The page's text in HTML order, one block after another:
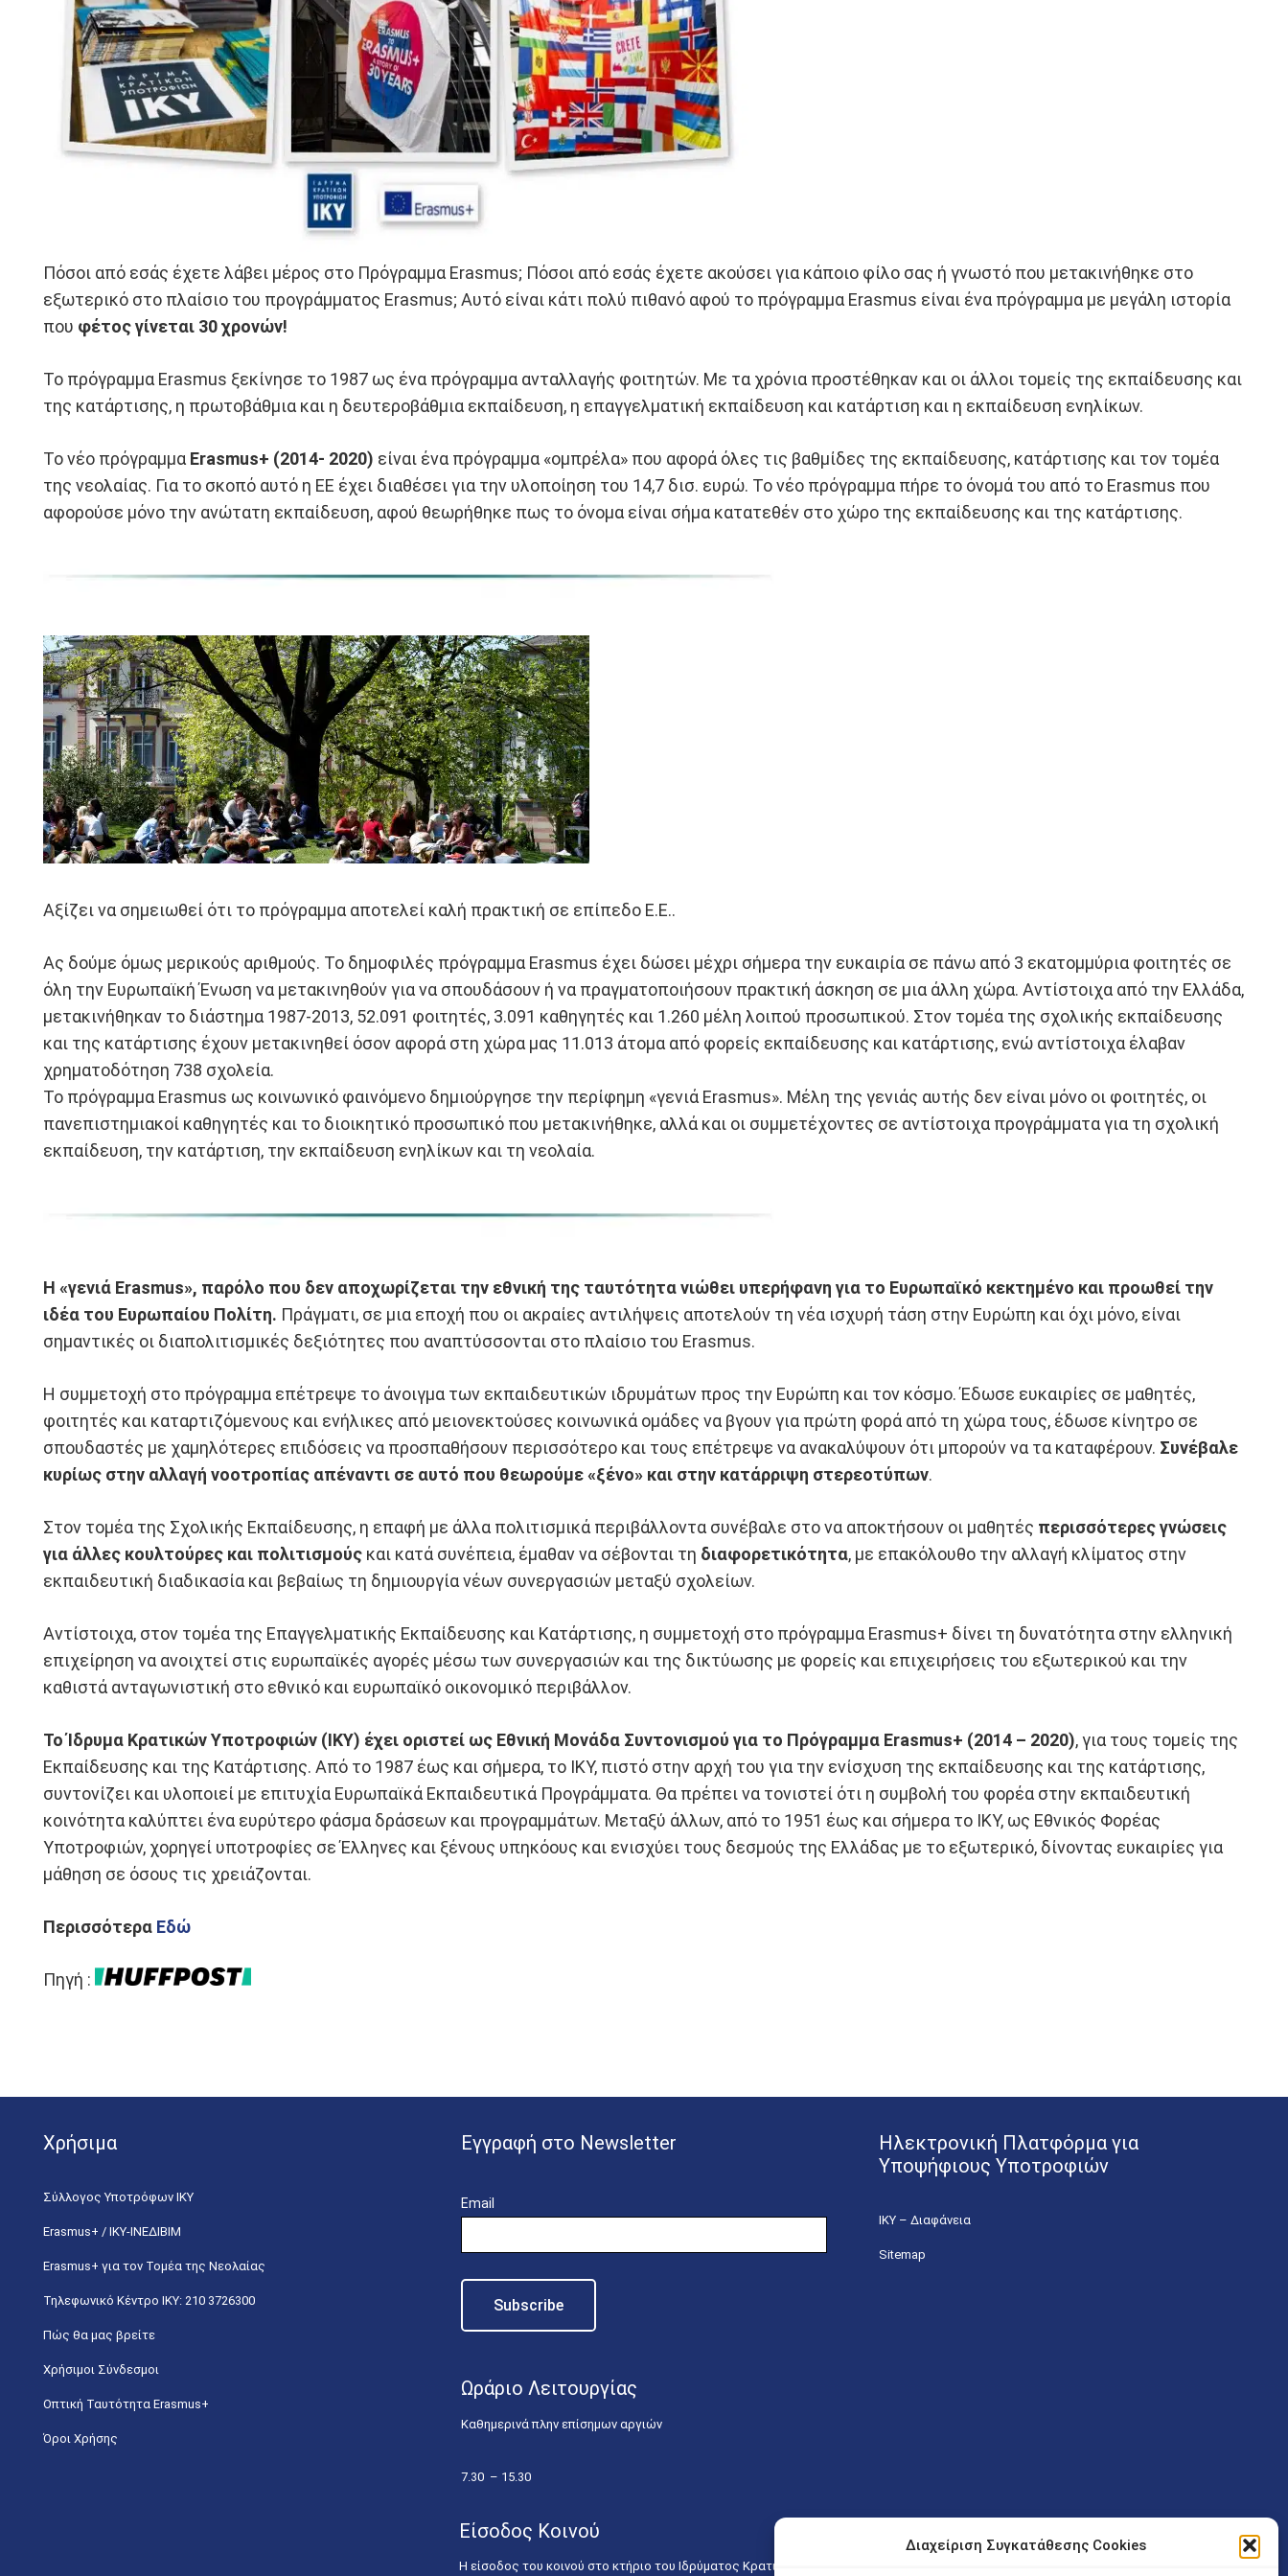
Διαχείριση Συγκατάθεσης Cookies
Πόσοι από εσάς έχετε λάβει μέρος στο Πρόγραμμα Erasmus; Πόσοι από εσάς έχετε ακούσει για κάποιο φίλο σας ή γνωστό που μετακινήθηκε στο
εξωτερικό στο πλαίσιο του προγράμματος Erasmus; Αυτό είναι κάτι πολύ πιθανό αφού το πρόγραμμα Erasmus είναι ένα πρόγραμμα με μεγάλη ιστορία
που φέτος γίνεται 30 χρονών!
Το πρόγραμμα Erasmus ξεκίνησε το 1987 ως ένα πρόγραμμα ανταλλαγής φοιτητών. Με τα χρόνια προστέθηκαν και οι άλλοι τομείς της εκπαίδευσης και
της κατάρτισης, η πρωτοβάθμια και η δευτεροβάθμια εκπαίδευση, η επαγγελματική εκπαίδευση και κατάρτιση και η εκπαίδευση ενηλίκων.
Το νέο πρόγραμμα Erasmus+ (2014- 2020) είναι ένα πρόγραμμα «ομπρέλα» που αφορά όλες τις βαθμίδες της εκπαίδευσης, κατάρτισης και τον τομέα
της νεολαίας. Για το σκοπό αυτό η ΕΕ έχει διαθέσει για την υλοποίηση του 14,7 δισ. ευρώ. Το νέο πρόγραμμα πήρε το όνομά του από το Erasmus που
αφορούσε μόνο την ανώτατη εκπαίδευση, αφού θεωρήθηκε πως το όνομα είναι σήμα κατατεθέν στο χώρο της εκπαίδευσης και της κατάρτισης.
Αξίζει να σημειωθεί ότι το πρόγραμμα αποτελεί καλή πρακτική σε επίπεδο Ε.Ε..
Ας δούμε όμως μερικούς αριθμούς. Το δημοφιλές πρόγραμμα Erasmus έχει δώσει μέχρι σήμερα την ευκαιρία σε πάνω από 3 εκατομμύρια φοιτητές σε
όλη την Ευρωπαϊκή Ένωση να μετακινηθούν για να σπουδάσουν ή να πραγματοποιήσουν πρακτική άσκηση σε μια άλλη χώρα. Αντίστοιχα από την Ελλάδα,
μετακινήθηκαν το διάστημα 1987-2013, 52.091 φοιτητές, 3.091 καθηγητές και 1.260 μέλη λοιπού προσωπικού. Στον τομέα της σχολικής εκπαίδευσης
και της κατάρτισης έχουν μετακινηθεί όσον αφορά στη χώρα μας 11.013 άτομα από φορείς εκπαίδευσης και κατάρτισης, ενώ αντίστοιχα έλαβαν
χρηματοδότηση 738 σχολεία.
Το πρόγραμμα Erasmus ως κοινωνικό φαινόμενο δημιούργησε την περίφημη «γενιά Erasmus». Μέλη της γενιάς αυτής δεν είναι μόνο οι φοιτητές, οι
πανεπιστημιακοί καθηγητές και το διοικητικό προσωπικό που μετακινήθηκε, αλλά και οι συμμετέχοντες σε αντίστοιχα προγράμματα για τη σχολική
εκπαίδευση, την κατάρτιση, την εκπαίδευση ενηλίκων και τη νεολαία.
Η «γενιά Erasmus», παρόλο που δεν αποχωρίζεται την εθνική της ταυτότητα νιώθει υπερήφανη για το Ευρωπαϊκό κεκτημένο και προωθεί την
ιδέα του Ευρωπαίου Πολίτη. Πράγματι, σε μια εποχή που οι ακραίες αντιλήψεις αποτελούν τη νέα ισχυρή τάση στην Ευρώπη και όχι μόνο, είναι
σημαντικές οι διαπολιτισμικές δεξιότητες που αναπτύσσονται στο πλαίσιο του Erasmus.
H συμμετοχή στο πρόγραμμα επέτρεψε το άνοιγμα των εκπαιδευτικών ιδρυμάτων προς την Ευρώπη και τον κόσμο. Έδωσε ευκαιρίες σε μαθητές,
φοιτητές και καταρτιζόμενους και ενήλικες από μειονεκτούσες κοινωνικά ομάδες να βγουν για πρώτη φορά από τη χώρα τους, έδωσε κίνητρο σε
σπουδαστές με χαμηλότερες επιδόσεις να προσπαθήσουν περισσότερο και τους επέτρεψε να ανακαλύψουν ότι μπορούν να τα καταφέρουν. Συνέβαλε
κυρίως στην αλλαγή νοοτροπίας απέναντι σε αυτό που θεωρούμε «ξένο» και στην κατάρριψη στερεοτύπων.
Στον τομέα της Σχολικής Εκπαίδευσης, η επαφή με άλλα πολιτισμικά περιβάλλοντα συνέβαλε στο να αποκτήσουν οι μαθητές περισσότερες γνώσεις
για άλλες κουλτούρες και πολιτισμούς και κατά συνέπεια, έμαθαν να σέβονται τη διαφορετικότητα, με επακόλουθο την αλλαγή κλίματος στην
εκπαιδευτική διαδικασία και βεβαίως τη δημιουργία νέων συνεργασιών μεταξύ σχολείων.
Αντίστοιχα, στον τομέα της Επαγγελματικής Εκπαίδευσης και Κατάρτισης, η συμμετοχή στο πρόγραμμα Erasmus+ δίνει τη δυνατότητα στην ελληνική
επιχείρηση να ανοιχτεί στις ευρωπαϊκές αγορές μέσω των συνεργασιών και της δικτύωσης με φορείς και επιχειρήσεις του εξωτερικού και την
καθιστά ανταγωνιστική στο εθνικό και ευρωπαϊκό οικονομικό περιβάλλον.
Το Ίδρυμα Κρατικών Υποτροφιών (ΙΚΥ) έχει οριστεί ως Εθνική Μονάδα Συντονισμού για το Πρόγραμμα Erasmus+ (2014 – 2020), για τους τομείς της
Εκπαίδευσης και της Κατάρτισης. Από το 1987 έως και σήμερα, το ΙΚΥ, πιστό στην αρχή του για την ενίσχυση της εκπαίδευσης και της κατάρτισης,
συντονίζει και υλοποιεί με επιτυχία Ευρωπαϊκά Εκπαιδευτικά Προγράμματα. Θα πρέπει να τονιστεί ότι η συμβολή του φορέα στην εκπαιδευτική
κοινότητα καλύπτει ένα ευρύτερο φάσμα δράσεων και προγραμμάτων. Μεταξύ άλλων, από το 1951 έως και σήμερα το ΙΚΥ, ως Εθνικός Φορέας
Υποτροφιών, χορηγεί υποτροφίες σε Έλληνες και ξένους υπηκόους και ενισχύει τους δεσμούς της Ελλάδας με το εξωτερικό, δίνοντας ευκαιρίες για
μάθηση σε όσους τις χρειάζονται.
Περισσότερα Εδώ
Πηγή :
Χρήσιμα
Σύλλογος Υποτρόφων ΙΚΥ
Erasmus+ / ΙΚΥ-ΙΝΕΔΙΒΙΜ
Erasmus+ για τον Τομέα της Νεολαίας
Τηλεφωνικό Κέντρο IKY: 210 3726300
Πώς θα μας βρείτε
Χρήσιμοι Σύνδεσμοι
Οπτική Ταυτότητα Erasmus+
Όροι Χρήσης
Εγγραφή στο Newsletter
Email
Ωράριο Λειτουργίας
Καθημερινά πλην επίσημων αργιών
7.30 – 15.30
Ηλεκτρονική Πλατφόρμα για
Υποψήφιους Υποτροφιών
ΙΚΥ – Διαφάνεια
Sitemap
Είσοδος Κοινού
Η είσοδος του κοινού στο κτήριο του Ιδρύματος Κρατικών Υποτροφιών (Λ. Εθνικής Αντιστάσεως 41 T.K.14234 Νέα Ιωνία), επιτρέπεται